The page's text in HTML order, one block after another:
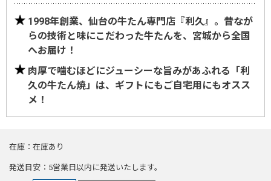
1998年創業、仙台の牛たん専門店『利久』。昔なが
らの技術と味にこだわった牛たんを、宮城から全国
へお届け！
肉厚で噛むほどにジューシーな旨みがあふれる「利
久の牛たん焼」は、ギフトにもご自宅用にもオスス
メ！
在庫 在庫あり
発送目安 5営業日以内に発送いたします。